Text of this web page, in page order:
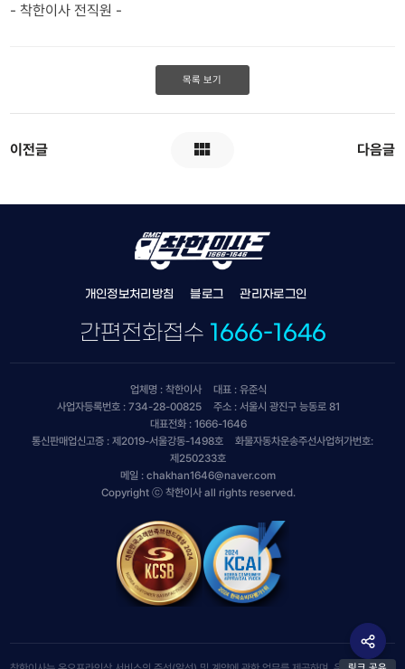
- 착한이사 전직원 -
목록 보기
이전글 다음글
개인정보처리방침 블로그 관리자로그인
간편전화접수 1666-1646
업체명 : 착한이사
대표 : 유준식
사업자등록번호 : 734-28-00825
주소 : 서울시 광진구 능동로 81
대표전화 : 1666-1646
통신판매업신고증 : 제2019-서울강동-1498호
화물자동차운송주선사업허가번호:
제250233호
메일 : chakhan1646@naver.com
Copyright ⓒ 착한이사 all rights reserved.